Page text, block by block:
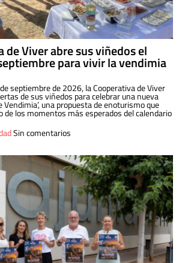
de Viver abre sus viñedos el
para vivir la vendimia
septiembre de 2026, la Cooperativa de Viver
de sus viñedos para celebrar una nueva
Vendimia’, una propuesta de enoturismo que
de los momentos más esperados del calendario
Sin comentarios